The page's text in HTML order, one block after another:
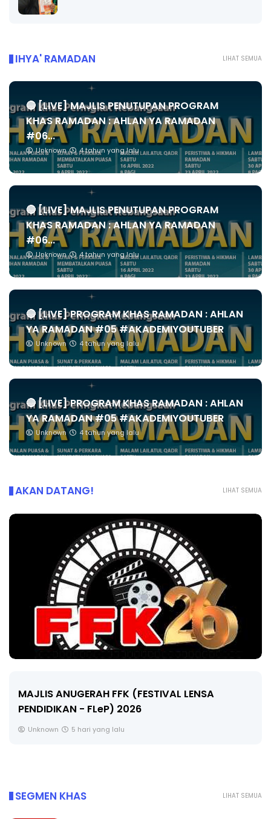
LIHAT SEMUA
IHYA' RAMADAN
🔴 [LIVE] MAJLIS PENUTUPAN PROGRAM
KHAS RAMADAN : AHLAN YA RAMADAN
#06...
Unknown 4 tahun yang lalu
🔴 [LIVE] MAJLIS PENUTUPAN PROGRAM
KHAS RAMADAN : AHLAN YA RAMADAN
#06...
Unknown 4 tahun yang lalu
🔴 [LIVE] PROGRAM KHAS RAMADAN : AHLAN
YA RAMADAN #05 #AKADEMIYOUTUBER
Unknown 4 tahun yang lalu
🔴 [LIVE] PROGRAM KHAS RAMADAN : AHLAN
YA RAMADAN #05 #AKADEMIYOUTUBER
Unknown 4 tahun yang lalu
LIHAT SEMUA
AKAN DATANG!
🔴 [LIVE] MATEMATIK SR, WANG TAHUN 6 OLEH
CIKGU ANITA #ALLINONE #141 #...
LIHAT SEMUA
SEGMEN KHAS